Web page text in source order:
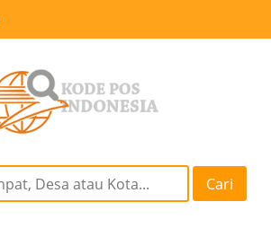
Cari